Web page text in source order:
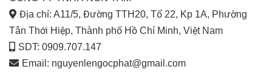
Địa chỉ: A11/5, Đường TTH20, Tổ 22, Kp 1A, Phường
Tân Thới Hiệp, Thành phố Hồ Chí Minh, Việt Nam
SDT: 0909.707.147
Email: nguyenlengocphat@gmail.com